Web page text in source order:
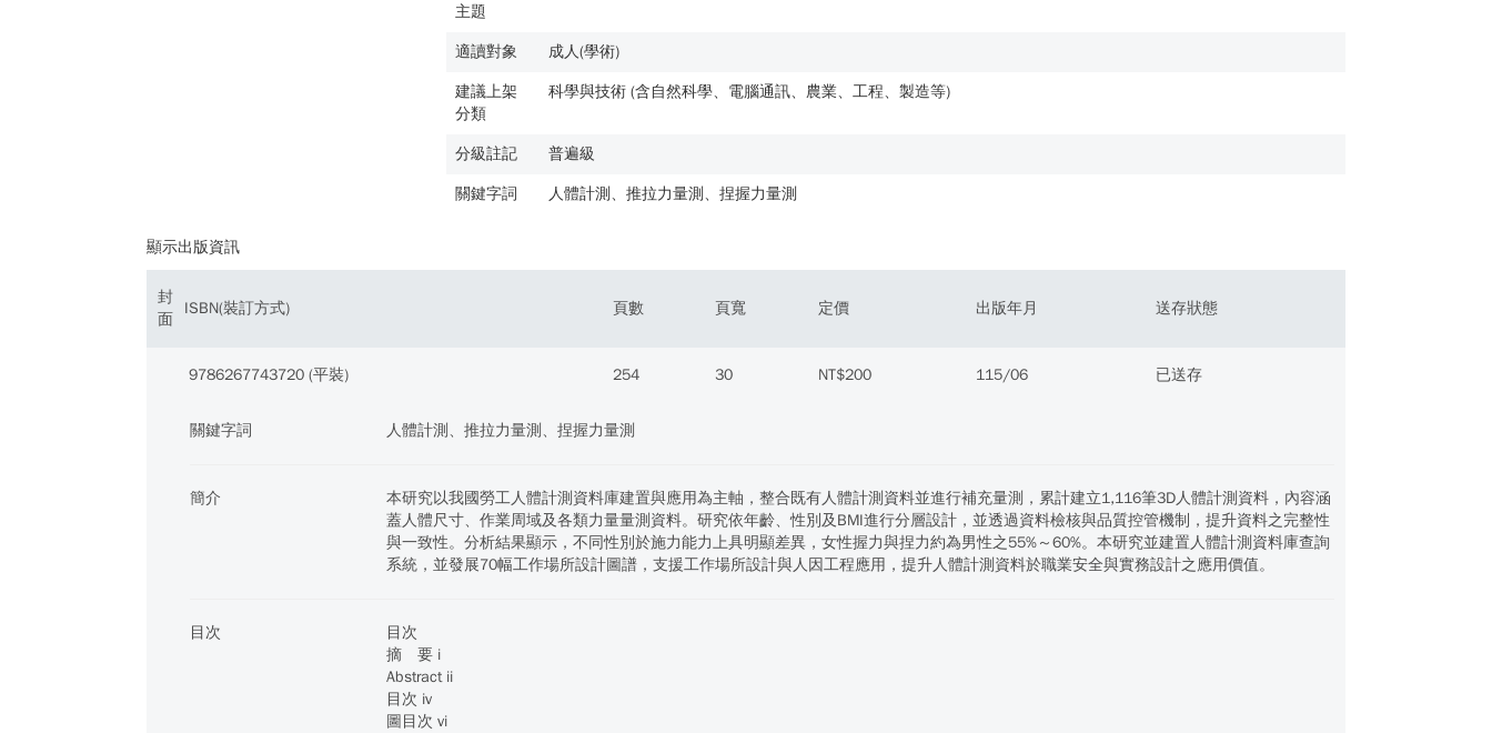
主題
適讀對象 成人(學術)
建議上架
分類
科學與技術 (含自然科學、電腦通訊、農業、工程、製造等)
分級註記 普遍級
關鍵字詞 人體計測、推拉力量測、捏握力量測
顯示出版資訊
封
面
ISBN(裝訂方式) 頁數 頁寬 定價 出版年月 送存狀態
9786267743720 (平裝) 254 30 NT$200 115/06 已送存
關鍵字詞 人體計測、推拉力量測、捏握力量測
簡介
本研究以我國勞工人體計測資料庫建置與應用為主軸，整合既有人體計測資料並進行補充量測，累計建立1,116筆3D人體計測資料，內容涵
蓋人體尺寸、作業周域及各類力量量測資料。研究依年齡、性別及BMI進行分層設計，並透過資料檢核與品質控管機制，提升資料之完整性
與一致性。分析結果顯示，不同性別於施力能力上具明顯差異，女性握力與捏力約為男性之55%～60%。本研究並建置人體計測資料庫查詢
系統，並發展70幅工作場所設計圖譜，支援工作場所設計與人因工程應用，提升人體計測資料於職業安全與實務設計之應用價值。
目次
目次
摘 要 i
Abstract ii
目次 iv
圖目次 vi